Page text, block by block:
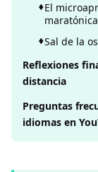
El
Sal de la
Reflexiones
distancia
Preguntas
idiomas en